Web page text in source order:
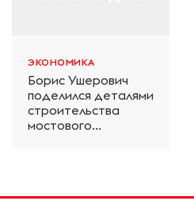
ЭКОНОМИКА
Борис Ушерович
поделился деталями
строительства
мостового